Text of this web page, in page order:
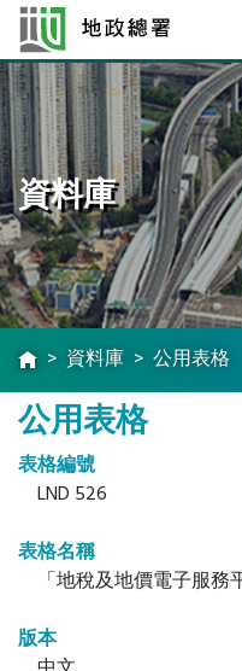
資料庫
資料庫 公用表格
公用表格
表格編號
LND 526
表格名稱
「地稅及地價電子服
版本